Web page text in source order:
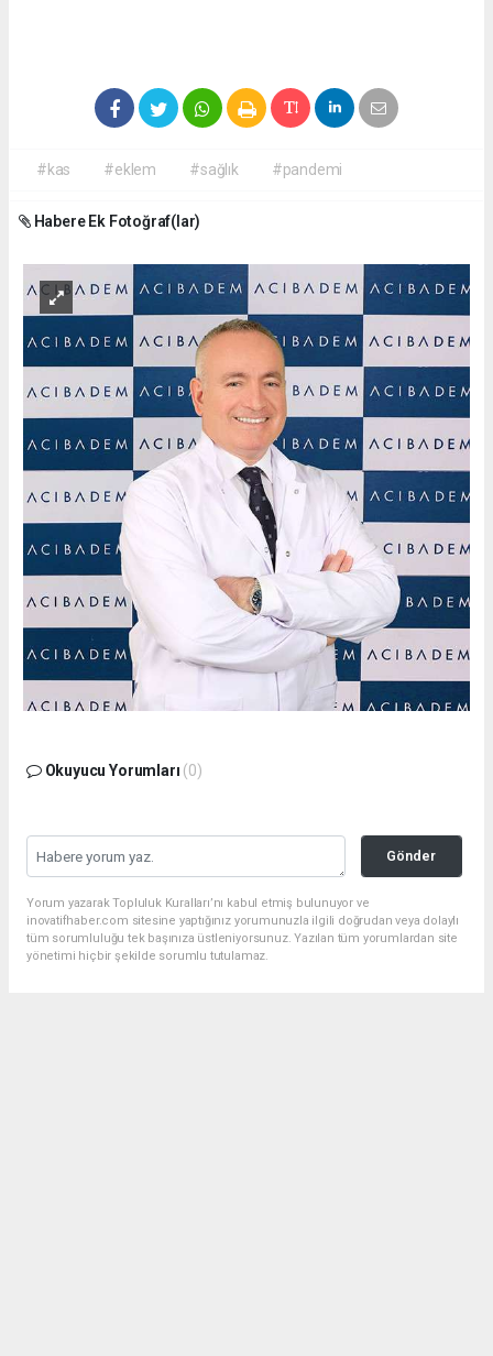
#kas #eklem #sağlık #pandemi
Habere Ek Fotoğraf(lar)
Okuyucu Yorumları (0)
Gönder
Yorum yazarak Topluluk Kuralları’nı kabul etmiş bulunuyor ve
inovatifhaber.com sitesine yaptığınız yorumunuzla ilgili doğrudan veya dolaylı
tüm sorumluluğu tek başınıza üstleniyorsunuz. Yazılan tüm yorumlardan site
yönetimi hiçbir şekilde sorumlu tutulamaz.